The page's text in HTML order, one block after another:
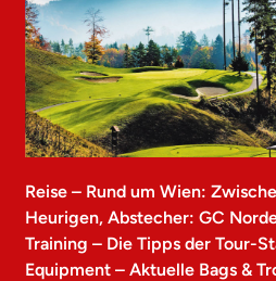
Reise – Rund um Wien:
Heurigen, Abstecher: GC
Training – Die Tipps der Tour-
Equipment – Aktuelle Bags &